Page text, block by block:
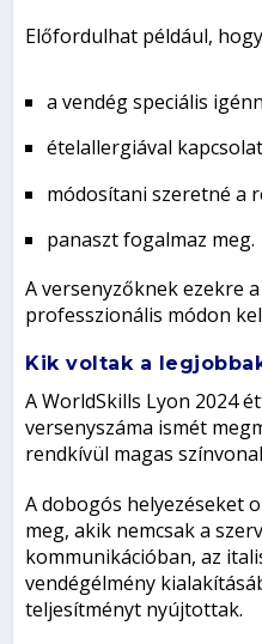
Előfordulhat például,
a vendég speciális
ételallergiával
módosítani szeretné a
panaszt fogalmaz meg.
A versenyzőknek ezekre
professzionális módon
Kik voltak a
A WorldSkills Lyon 2024
versenyszáma ismét
rendkívül magas
A dobogós helyezéseket
meg, akik nemcsak a
kommunikációban, az
vendégélmény
teljesítményt nyújtottak.